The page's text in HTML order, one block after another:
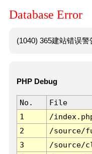
Database Error
(1040) 365建站错误
PHP Debug
No. File
1
/
2
/source/
3
/source/